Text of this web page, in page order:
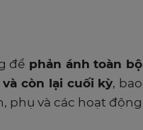
để phản ánh toàn bộ
còn lại cuối kỳ, bao
phụ và các hoạt động